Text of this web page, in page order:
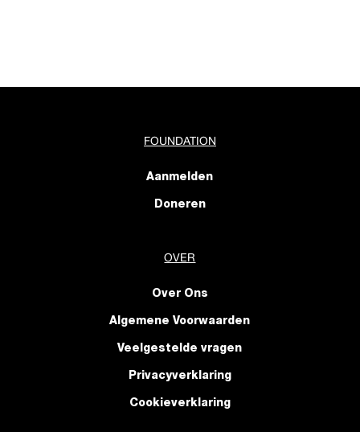
FOUNDATION
Aanmelden
Doneren
OVER
Over Ons
Algemene Voorwaarden
Veelgestelde vragen
Privacyverklaring
Cookieverklaring